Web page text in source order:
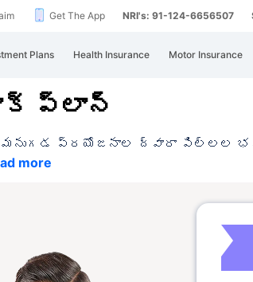
Get The App NRI's: 91-124-6656507
Plans Health Insurance Motor Insurance
ప్లాన్
ప్రయోజనాల ద్వారా పిల్లల
more